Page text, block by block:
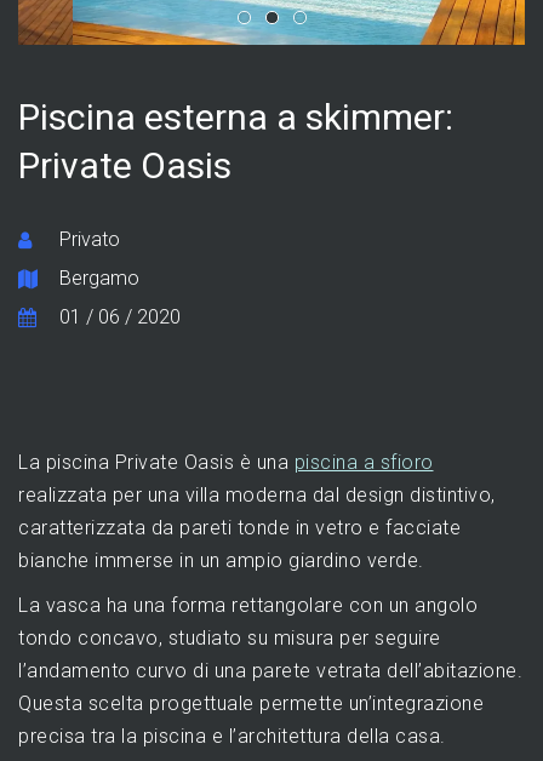
Piscina esterna a skimmer:
Private Oasis
Privato
Bergamo
01 / 06 / 2020
La piscina Private Oasis è una piscina a sfioro
realizzata per una villa moderna dal design distintivo,
caratterizzata da pareti tonde in vetro e facciate
bianche immerse in un ampio giardino verde.
La vasca ha una forma rettangolare con un angolo
tondo concavo, studiato su misura per seguire
l’andamento curvo di una parete vetrata dell’abitazione.
Questa scelta progettuale permette un’integrazione
precisa tra la piscina e l’architettura della casa.